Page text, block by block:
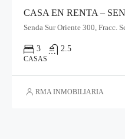
Senda Sur Oriente 300, Fracc.
3 2.5
CASAS
RMA INMOBILIARIA